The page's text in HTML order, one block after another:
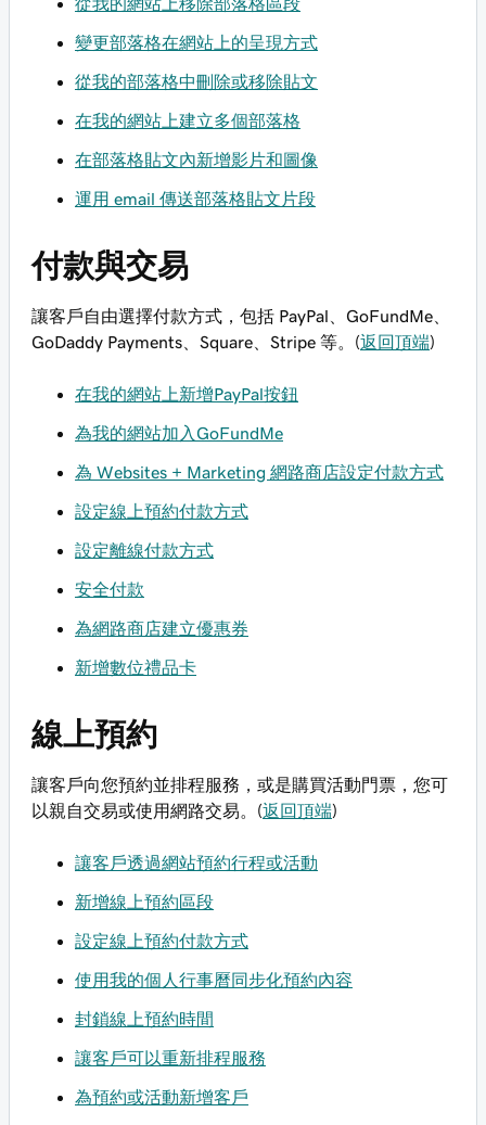
變更部落格在網站上的呈現方式
從我的部落格中刪除或移除貼文
在我的網站上建立多個部落格
在部落格貼文內新增影片和圖像
運用 email 傳送部落格貼文片段
付款與交易
讓客戶自由選擇付款方式，包括 PayPal、GoFundMe、
GoDaddy Payments、Square、Stripe 等。(返回頂端)
在我的網站上新增PayPal按鈕
為我的網站加入GoFundMe
為 Websites + Marketing 網路商店設定付款方式
設定線上預約付款方式
設定離線付款方式
安全付款
為網路商店建立優惠券
新增數位禮品卡
線上預約
讓客戶向您預約並排程服務，或是購買活動門票，您可
以親自交易或使用網路交易。(返回頂端)
讓客戶透過網站預約行程或活動
新增線上預約區段
設定線上預約付款方式
使用我的個人行事曆同步化預約內容
封鎖線上預約時間
讓客戶可以重新排程服務
為預約或活動新增客戶